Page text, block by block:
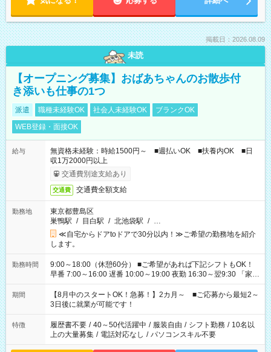
掲載日：2026.08.09
未読
【オープニング募集】おばあちゃんのお散歩付
き添いも仕事の1つ
派遣 職種未経験OK 社会人未経験OK
ブランクOK
WEB登録・面接OK
給与
無資格未経験：時給1500円～ ■週払いOK ■扶養内OK ■日
収1万2000円以上
交通費別途支給あり
交通費 交通費全額支給
勤務地
東京都豊島区
巣鴨駅 / 目白駅 / 北池袋駅 / …
≪自宅からドアtoドアで30分以内！≫ご希望の勤務地を紹介
します。
勤務時間
9:00～18:00（休憩60分） ■ご希望があれば下記シフトもOK！
早番 7:00～16:00 遅番 10:00～19:00 夜勤 16:30～翌9:30 「家族
と休みを合わせたい」 「余裕を持って夕飯の準備がしたい」
「できれば残業はしたくない」 など、ご希望を教えてください
ね。 ※Wワーク希望の方へ 今ご覧のお仕事で希望する勤務時間
と、もう1つのお仕事の勤務時間。 合計で週40時間を超える場
合は応募できません。
期間
【8月中のスタートOK！急募！】2カ月～ ■ご応募から最短2～
3日後に就業が可能です！
特徴 履歴書不要 / 40～50代活躍中 / 服装自由 / シフト勤務 / 10名以
上の大量募集 / 電話対応なし / パソコンスキル不要